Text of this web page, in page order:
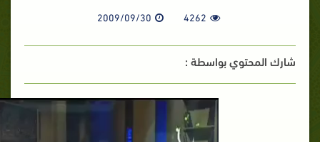
4262
2009/09/30
شارك المحتوي بواسطة :